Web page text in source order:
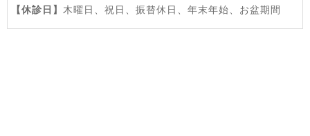
【休診日】 木曜日、祝日、振替休日、年末年始、お盆期間